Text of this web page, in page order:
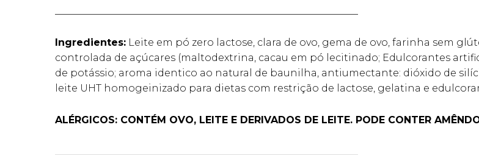
Ingredientes: Leite em pó zero lactose, clara de ovo, gema de ovo, farinha sem
controlada de açúcares (maltodextrina, cacau em pó lecitinado; Edulcorantes
de potássio; aroma identico ao natural de baunilha, antiumectante: dióxido de
leite UHT homogeinizado para dietas com restrição de lactose, gelatina e
ALÉRGICOS: CONTÉM OVO, LEITE E DERIVADOS DE LEITE. PODE CONTER